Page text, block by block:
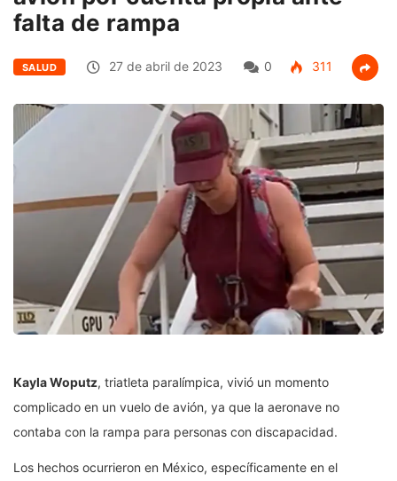
falta de rampa
SALUD 27 de abril de 2023 0 311
Kayla Woputz, triatleta paralímpica, vivió un momento
complicado en un vuelo de avión, ya que la aeronave no
contaba con la rampa para personas con discapacidad.
Los hechos ocurrieron en México, específicamente en el